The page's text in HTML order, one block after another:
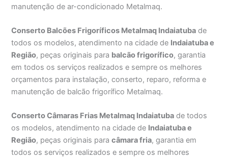
manutenção de ar-condicionado Metalmaq.
Conserto Balcões Frigoríficos Metalmaq Indaiatuba de
todos os modelos, atendimento na cidade de Indaiatuba e
Região, peças originais para balcão frigorífico, garantia
em todos os serviços realizados e sempre os melhores
orçamentos para instalação, conserto, reparo, reforma e
manutenção de balcão frigorífico Metalmaq.
Conserto Câmaras Frias Metalmaq Indaiatuba de todos
os modelos, atendimento na cidade de Indaiatuba e
Região, peças originais paracâmara fria, garantia em
todos os serviços realizados e sempre os melhores